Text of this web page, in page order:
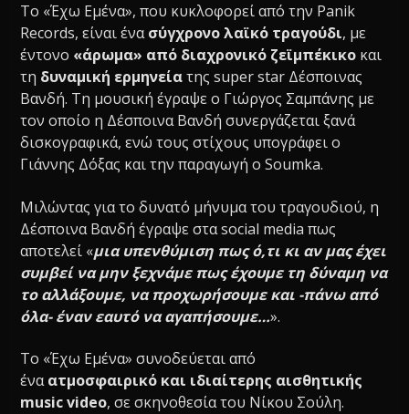
Το «Έχω Εμένα», που κυκλοφορεί από την Panik
Records, είναι ένασύγχρονο λαϊκό τραγούδι, με
έντονο «άρωμα» από διαχρονικό ζεϊμπέκικο και
τη δυναμική ερμηνείατης super star Δέσποινας
Βανδή. Τη μουσική έγραψε ο Γιώργος Σαμπάνης με
τον οποίο η Δέσποινα Βανδή συνεργάζεται ξανά
δισκογραφικά, ενώ τους στίχους υπογράφει ο
Γιάννης Δόξας και την παραγωγή ο Soumka.
Μιλώντας για το δυνατό μήνυμα του τραγουδιού, η
Δέσποινα Βανδή έγραψε στα social media πως
αποτελεί «μια υπενθύμιση πως ό,τι κι αν μας έχει
συμβεί να μην ξεχνάμε πως έχουμε τη δύναμη να
το αλλάξουμε, να προχωρήσουμε και -πάνω από
όλα- έναν εαυτό να αγαπήσουμε…».
Το «Έχω Εμένα» συνοδεύεται από
έναατμοσφαιρικό και ιδιαίτερης αισθητικής
music video, σε σκηνοθεσία του Νίκου Σούλη.